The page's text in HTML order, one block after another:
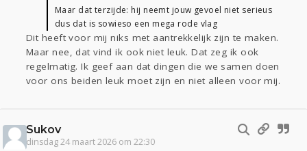
Maar dat terzijde: hij neemt jouw gevoel niet serieus
dus dat is sowieso een mega rode vlag
Dit heeft voor mij niks met aantrekkelijk zijn te maken.
Maar nee, dat vind ik ook niet leuk. Dat zeg ik ook
regelmatig. Ik geef aan dat dingen die we samen doen
voor ons beiden leuk moet zijn en niet alleen voor mij.
Sukov
dinsdag 24 maart 2026 om 22:30